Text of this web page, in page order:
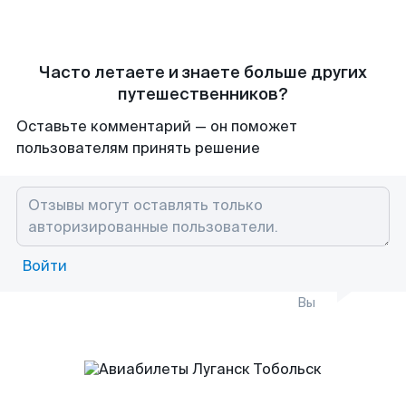
Часто летаете и знаете больше других
путешественников?
Оставьте комментарий — он поможет
пользователям принять решение
Войти
Вы